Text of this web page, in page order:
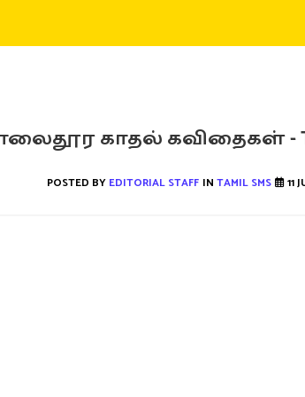
காதல் கவிதைகள் -
POSTED BY EDITORIAL STAFF IN TAMIL SMS 11